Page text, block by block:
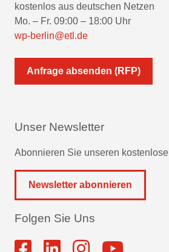
kostenlos aus deutschen Netzen
Mo. – Fr. 09:00 – 18:00 Uhr
wp-berlin@etl.de
Anfrage absenden (RFP)
Unser Newsletter
Abonnieren Sie unseren
Newsletter abonnieren
Folgen Sie Uns